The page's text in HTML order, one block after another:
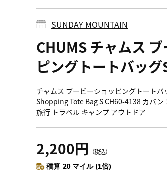
SUNDAY MOUNTAIN
CHUMS チャムス
ピングトートバッグ
チャムス ブービーショッピングトートバ
Shopping Tote Bag S CH60-4138 カバン
旅行 トラベル キャンプ アウトドア
2,200円 （税込）
積算 20 マイル (1倍)